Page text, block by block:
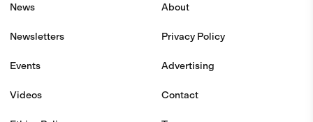
News
Newsletters
Events
Videos
About
Privacy Policy
Advertising
Contact